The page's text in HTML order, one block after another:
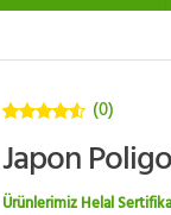
üzerinden
(0)
Japon
Ürünlerimiz Helal